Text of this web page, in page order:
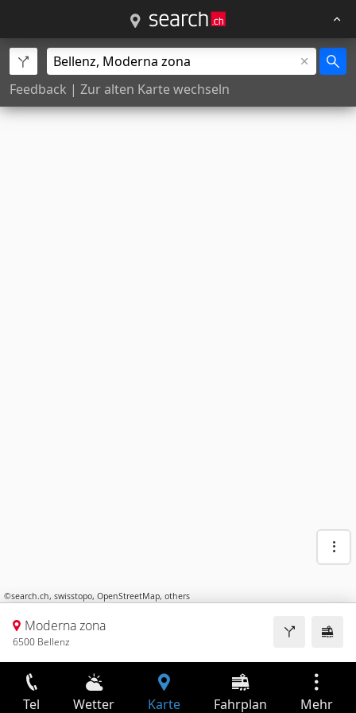
Feedback | Zur alten Karte wechseln
©search.ch, swisstopo, OpenStreetMap, others
Moderna zona
6500 Bellenz
Tel Wetter Karte Fahrplan Mehr